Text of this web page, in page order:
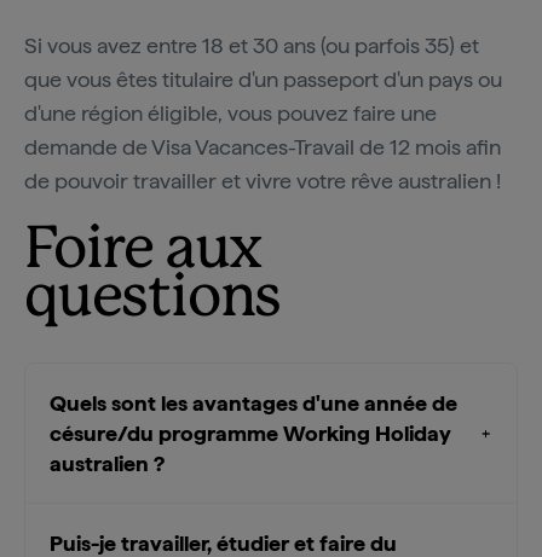
Si vous avez entre 18 et 30 ans (ou parfois 35) et
que vous êtes titulaire d'un passeport d'un pays ou
d'une région éligible, vous pouvez faire une
demande de Visa Vacances-Travail de 12 mois afin
de pouvoir travailler et vivre votre rêve australien !
Foire aux
questions
Quels sont les avantages d'une année de
césure/du programme Working Holiday
australien ?
Puis-je travailler, étudier et faire du